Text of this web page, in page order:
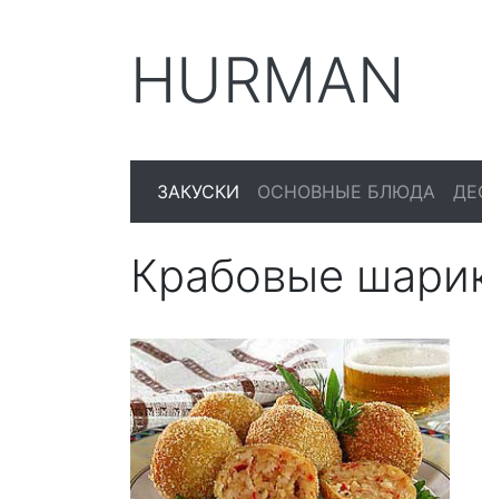
HURMAN
ЗАКУСКИ ОСНОВНЫЕ БЛЮДА
Крабовые